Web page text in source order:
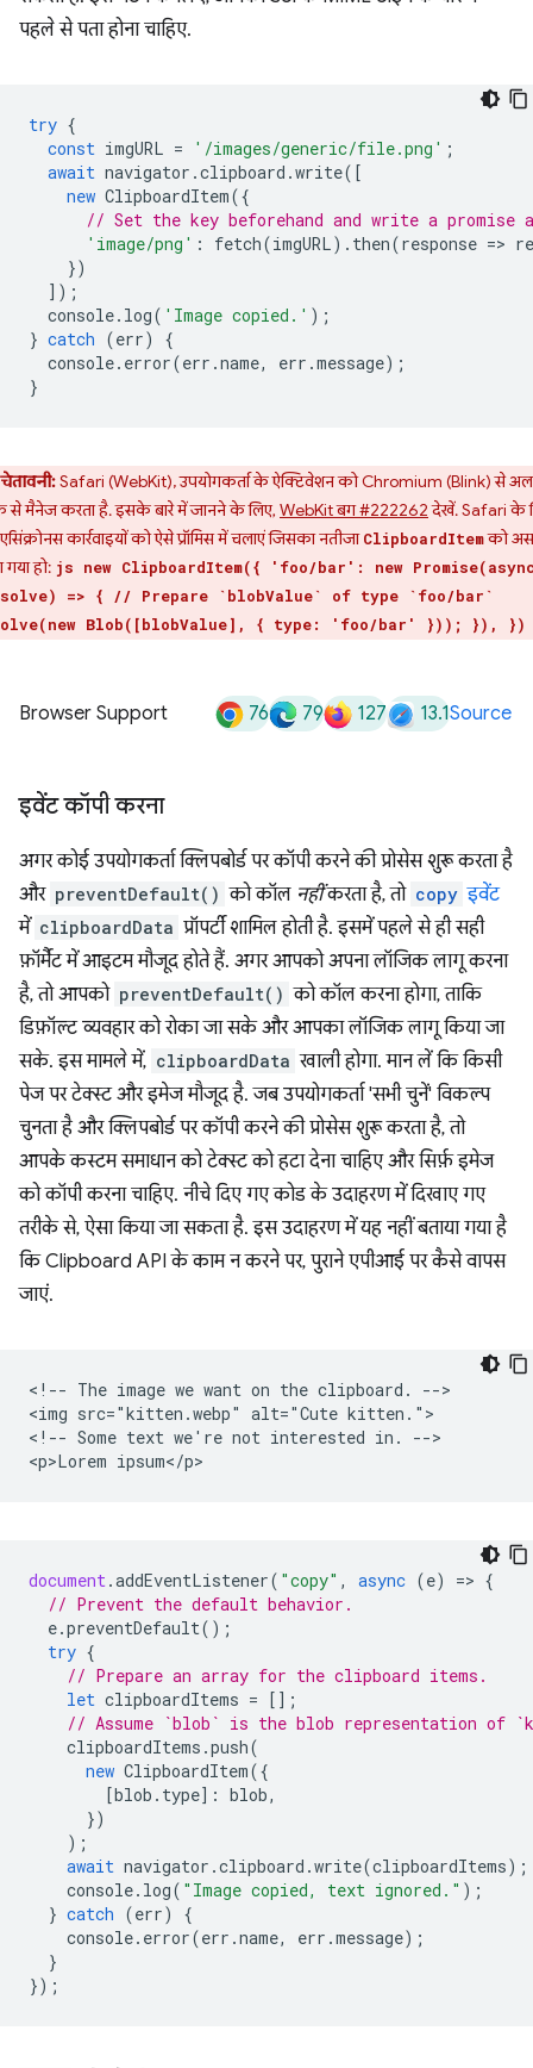
पहले से पता होना चाहिए.
try {
const imgURL = '/images/generic/file.png' ;
await navigator .clipboard .write([
new ClipboardItem({
// Set the key beforehand and write a promise
'image/png' : fetch(imgURL). then(response =>
})
]);
console. log( 'Image copied.' );
} catch (err)
{
console. error(err .name, err .message);
}
चेतावनी:Safari (WebKit), उपयोगकर्ता के ऐक्टिवेशन को Chromium (Blink) से
से मैनेज करता है. इसके बारे में जानने के लिए, WebKit बग #222262देखें. Safari के
कार्रवाइयों को ऐसे प्रॉमिस में चलाएं जिसका नतीजाClipboardItemको
गया हो: js new ClipboardItem({ 'foo/bar': new
=> { // Prepare `blobValue` of type `foo/bar`
Blob([blobValue], { type: 'foo/bar' })); }), })
Browser Support 76 79 127 13.1Source
इवेंट कॉपी करना
अगर कोई उपयोगकर्ता क्लिपबोर्ड पर कॉपी करने की प्रोसेस शुरू करता है
और preventDefault() को कॉल नहींकरता है, तो copy इवेंट
में clipboardData प्रॉपर्टी शामिल होती है. इसमें पहले से ही सही
फ़ॉर्मैट में आइटम मौजूद होते हैं. अगर आपको अपना लॉजिक लागू करना
है, तो आपको preventDefault() को कॉल करना होगा, ताकि
डिफ़ॉल्ट व्यवहार को रोका जा सके और आपका लॉजिक लागू किया जा
सके. इस मामले में, clipboardData खाली होगा. मान लें कि किसी
पेज पर टेक्स्ट और इमेज मौजूद है. जब उपयोगकर्ता 'सभी चुनें' विकल्प
चुनता है और क्लिपबोर्ड पर कॉपी करने की प्रोसेस शुरू करता है, तो
आपके कस्टम समाधान को टेक्स्ट को हटा देना चाहिए और सिर्फ़ इमेज
को कॉपी करना चाहिए. नीचे दिए गए कोड के उदाहरण में दिखाए गए
तरीके से, ऐसा किया जा सकता है. इस उदाहरण में यह नहीं बताया गया है
कि Clipboard API के काम न करने पर, पुराने एपीआई पर कैसे वापस
जाएं.
<!-- The image we want on the clipboard. -->
<img src="kitten.webp" alt="Cute kitten.">
<!-- Some text we're not interested in. -->
document.addEventListener( "copy" , async (e) => {
// Prevent the default behavior.
e.preventDefault();
try {
// Prepare an array for the clipboard items.
let clipboardItems = [];
// Assume `blob` is the blob representation of
clipboardItems .push(
new ClipboardItem({
[blob . type] : blob,
})
);
await navigator .clipboard .write(clipboardItems);
console. log( "Image copied, text ignored." );
} catch (err)
{
console. error(err .name, err .message);
}
});